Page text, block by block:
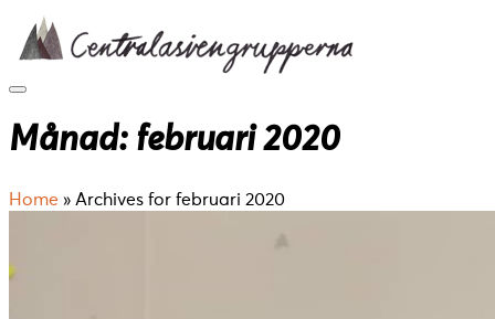
to
content
Månad: februari 2020
Home » Archives for februari 2020